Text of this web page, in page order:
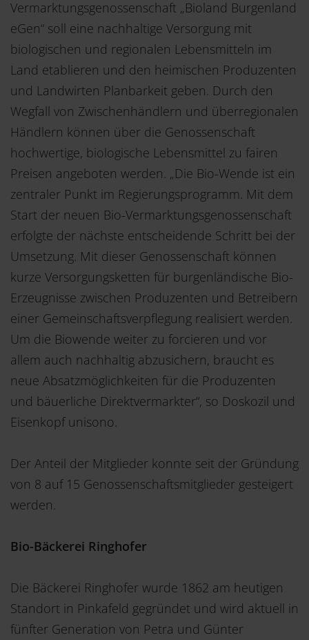
Vermarktungsgenossenschaft „Bioland Burgenland
eGen“ soll eine nachhaltige Versorgung mit
biologischen und regionalen Lebensmitteln im
Land etablieren und den heimischen Produzenten
und Landwirten Planbarkeit geben. Durch den
Wegfall von Zwischenhändlern und überregionalen
Händlern können über die Genossenschaft
hochwertige, biologische Lebensmittel zu fairen
Preisen angeboten werden. „Die Bio-Wende ist ein
zentraler Punkt im Regierungsprogramm. Mit dem
Start der neuen Bio-Vermarktungsgenossenschaft
erfolgte der nächste entscheidende Schritt bei der
Umsetzung. Mit dieser Genossenschaft können
kurze Versorgungsketten für burgenländische Bio-
Erzeugnisse zwischen Produzenten und Betreibern
einer Gemeinschaftsverpflegung realisiert werden.
Um die Biowende weiter zu forcieren und vor
allem auch nachhaltig abzusichern, braucht es
neue Absatzmöglichkeiten für die Produzenten
und bäuerliche Direktvermarkter“, so Doskozil und
Eisenkopf unisono.
Der Anteil der Mitglieder konnte seit der Gründung
von 8 auf 15 Genossenschaftsmitglieder gesteigert
werden.
Bio-Bäckerei Ringhofer
Die Bäckerei Ringhofer wurde 1862 am heutigen
Standort in Pinkafeld gegründet und wird aktuell in
fünfter Generation von Petra und Günter